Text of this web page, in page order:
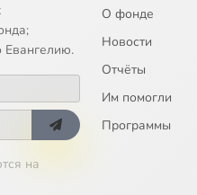
на
О фонде
Новости
Отчёты
Им помогли
Программы